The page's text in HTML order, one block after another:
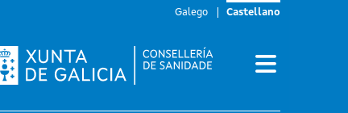
Galego Castellano